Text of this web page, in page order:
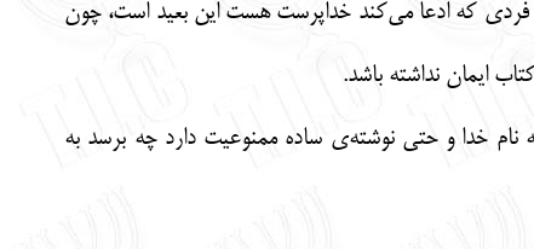
فردی که ادعا می‌کند خداپرست هست این بعید است، چون
ایمان نداشته باشد.
خدا و حتی نوشته‌ی ساده ممنوعیت دارد چه برسد به